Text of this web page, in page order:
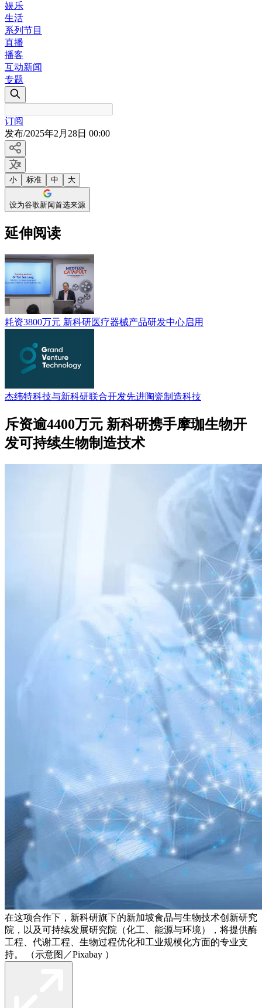
娱乐
生活
系列节目
直播
播客
互动新闻
专题
订阅
发布/2025年2月28日 00:00
小 标准 中 大
设为谷歌新闻首选来源
延伸阅读
耗资3800万元 新科研医疗器械产品研发中心启用
杰纬特科技与新科研联合开发先进陶瓷制造科技
斥资逾4400万元 新科研携手摩珈生物开
发可持续生物制造技术
在这项合作下，新科研旗下的新加坡食品与生物技术创新研究
院，以及可持续发展研究院（化工、能源与环境），将提供酶
工程、代谢工程、生物过程优化和工业规模化方面的专业支
持。 （示意图／Pixabay ）